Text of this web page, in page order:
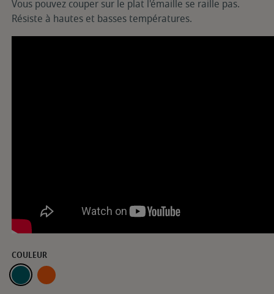
Vous pouvez couper sur le plat l'émaille se raille pas.
Résiste à hautes et basses températures.
COULEUR
BELLE-ILETOSCANE